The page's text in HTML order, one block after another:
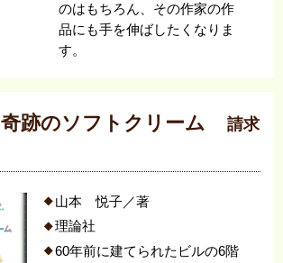
のはもちろん、その作家の作
品にも手を伸ばしたくなりま
す。
跡のソフトクリーム
請求
山本 悦子／著
理論社
60年前に建てられたビルの6階